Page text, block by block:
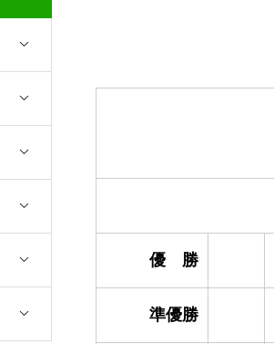
優 勝
準優勝